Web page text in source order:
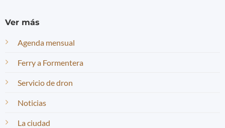
Ver más
Agenda mensual
Ferry a Formentera
Servicio de dron
Noticias
La ciudad